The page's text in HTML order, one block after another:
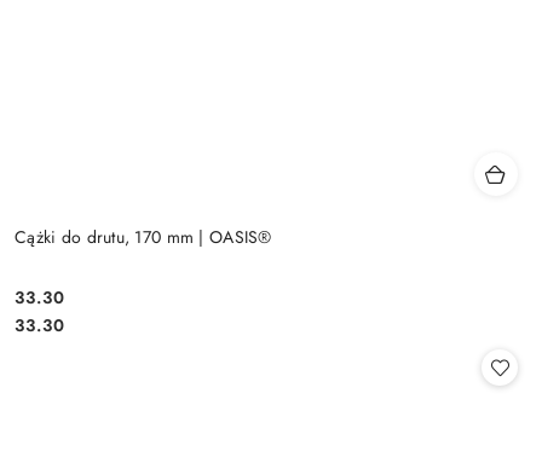
Cążki do drutu, 170 mm | OASIS®
Cena:
33.30
Cena:
33.30